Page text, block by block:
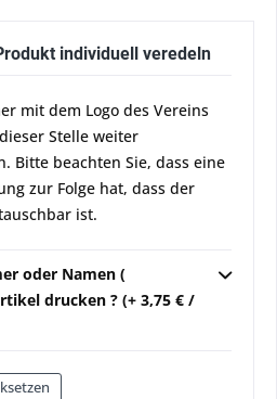
individuell veredeln
mit dem Logo des Vereins
Stelle weiter
Bitte beachten Sie, dass eine
zur Folge hat, dass der
ist.
oder Namen (
drucken ? (+ 3,75 € /